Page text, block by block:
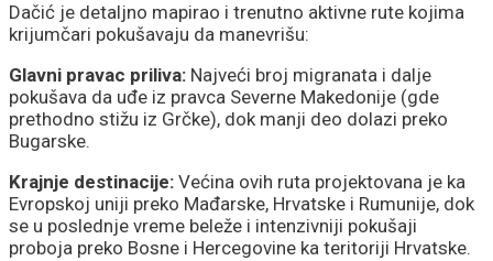
Dačić je detaljno mapirao i trenutno aktivne rute kojima
krijumčari pokušavaju da manevrišu:
Glavni pravac priliva: Najveći broj migranata i dalje
pokušava da uđe iz pravca Severne Makedonije (gde
prethodno stižu iz Grčke), dok manji deo dolazi preko
Bugarske.
Krajnje destinacije: Većina ovih ruta projektovana je ka
Evropskoj uniji preko Mađarske, Hrvatske i Rumunije, dok
se u poslednje vreme beleže i intenzivniji pokušaji
proboja preko Bosne i Hercegovine ka teritoriji Hrvatske.